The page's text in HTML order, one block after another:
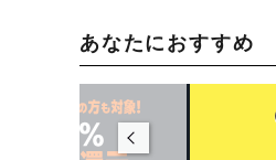
あなたにおすすめ